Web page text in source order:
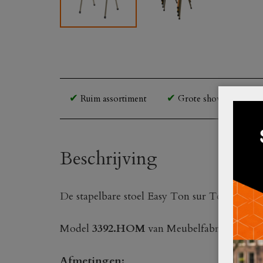
Ruim assortiment Grote showroom en
Beschrijving
De stapelbare stoel Easy Ton sur Ton taupe
Model 3392.HOM van Meubelfabriek De